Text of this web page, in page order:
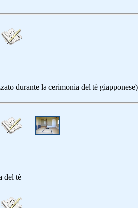
durante la cerimonia del tè giapponese)
del tè